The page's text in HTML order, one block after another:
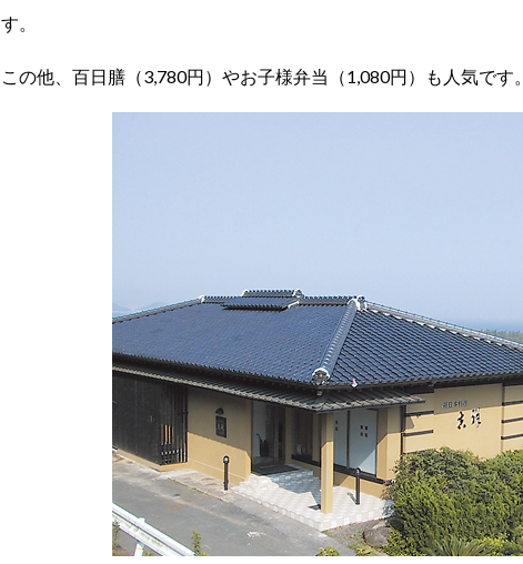
す。
この他、百日膳（3,780円）やお子様弁当（1,080円）も人気です。